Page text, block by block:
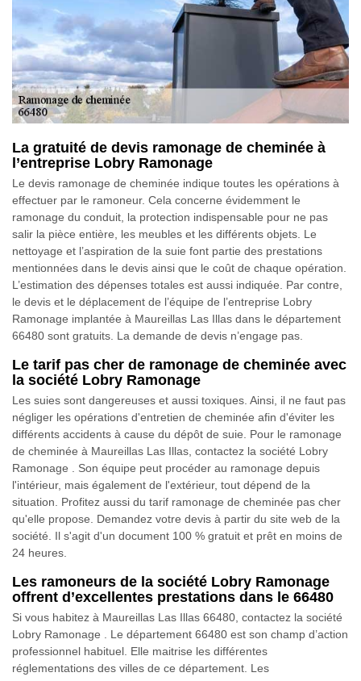
La gratuité de devis ramonage de cheminée à
l’entreprise Lobry Ramonage
Le devis ramonage de cheminée indique toutes les opérations à
effectuer par le ramoneur. Cela concerne évidemment le
ramonage du conduit, la protection indispensable pour ne pas
salir la pièce entière, les meubles et les différents objets. Le
nettoyage et l’aspiration de la suie font partie des prestations
mentionnées dans le devis ainsi que le coût de chaque opération.
L’estimation des dépenses totales est aussi indiquée. Par contre,
le devis et le déplacement de l’équipe de l’entreprise Lobry
Ramonage implantée à Maureillas Las Illas dans le département
66480 sont gratuits. La demande de devis n’engage pas.
Le tarif pas cher de ramonage de cheminée avec
la société Lobry Ramonage
Les suies sont dangereuses et aussi toxiques. Ainsi, il ne faut pas
négliger les opérations d'entretien de cheminée afin d'éviter les
différents accidents à cause du dépôt de suie. Pour le ramonage
de cheminée à Maureillas Las Illas, contactez la société Lobry
Ramonage . Son équipe peut procéder au ramonage depuis
l'intérieur, mais également de l'extérieur, tout dépend de la
situation. Profitez aussi du tarif ramonage de cheminée pas cher
qu'elle propose. Demandez votre devis à partir du site web de la
société. Il s'agit d'un document 100 % gratuit et prêt en moins de
24 heures.
Les ramoneurs de la société Lobry Ramonage
offrent d’excellentes prestations dans le 66480
Si vous habitez à Maureillas Las Illas 66480, contactez la société
Lobry Ramonage . Le département 66480 est son champ d’action
professionnel habituel. Elle maitrise les différentes
réglementations des villes de ce département. Les